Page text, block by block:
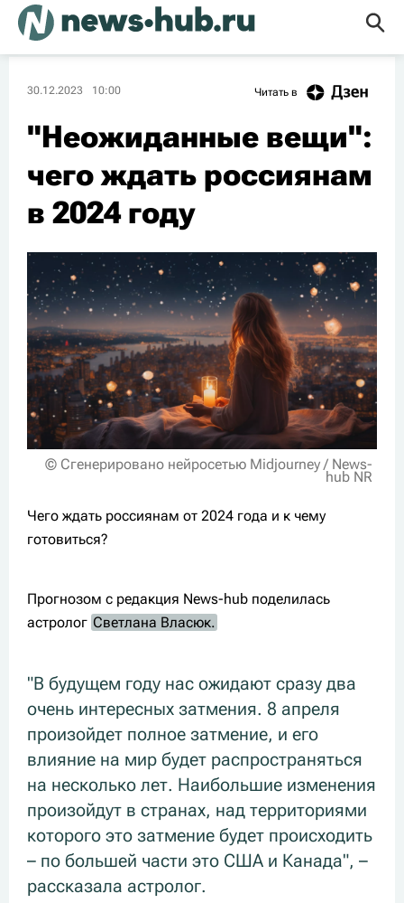
30.12.2023 10:00 Читать в
"Неожиданные вещи":
чего ждать россиянам
в 2024 году
© Сгенерировано нейросетью Midjourney / News-
hub NR
Чего ждать россиянам от 2024 года и к чему
готовиться?
Прогнозом с редакция News-hub поделилась
астролог Светлана Власюк.
"В будущем году нас ожидают сразу два
очень интересных затмения. 8 апреля
произойдет полное затмение, и его
влияние на мир будет распространяться
на несколько лет. Наибольшие изменения
произойдут в странах, над территориями
которого это затмение будет происходить
– по большей части это США и Канада", –
рассказала астролог.